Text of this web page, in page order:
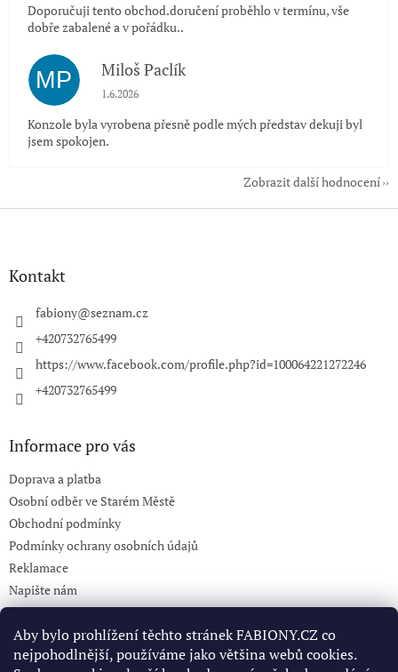
Aby bylo prohlížení těchto stránek FABIONY.CZ co
nejpohodlnější, používáme jako většina webů cookies.
Doporučuji tento obchod.doručení proběhlo v termínu, vše
dobře zabalené a v pořádku..
MP Miloš Paclík
Hodnocení obchodu je 5 z 5 hvězdiček.
1.6.2026
Konzole byla vyrobena přesně podle mých představ dekuji byl
jsem spokojen.
Zobrazit další hodnocení
Z
Kontakt
fabiony@seznam.cz
+420732765499
https://www.facebook.com/profile.php?id=100064221272246
+420732765499
Informace pro vás
Doprava a platba
Osobní odběr ve Starém Městě
Obchodní podmínky
Podmínky ochrany osobních údajů
Reklamace
Napište nám
KONTAKT 732765499